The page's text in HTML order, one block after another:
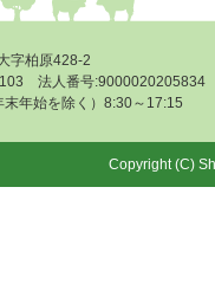
字柏原428-2
法人番号:9000020205834
年始を除く）8:30～17:15
Copyright (C)